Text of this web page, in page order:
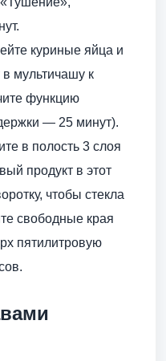
куриные яйца и
мультичашу к
функцию
— 25 минут).
в полость 3 слоя
продукт в этот
чтобы стекла
свободные края
пятилитровую